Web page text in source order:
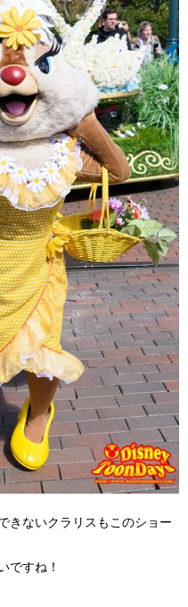
きないクラリスもこのショー
ですね！